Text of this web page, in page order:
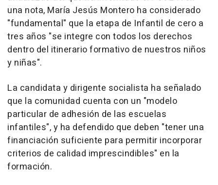
una nota, María Jesús Montero ha considerado
"fundamental" que la etapa de Infantil de cero a
tres años "se integre con todos los derechos
dentro del itinerario formativo de nuestros niños
y niñas".
La candidata y dirigente socialista ha señalado
que la comunidad cuenta con un "modelo
particular de adhesión de las escuelas
infantiles", y ha defendido que deben "tener una
financiación suficiente para permitir incorporar
criterios de calidad imprescindibles" en la
formación.